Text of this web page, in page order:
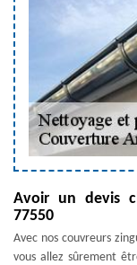
Avoir un devis
77550
Avec nos couvreurs
vous allez sûrement